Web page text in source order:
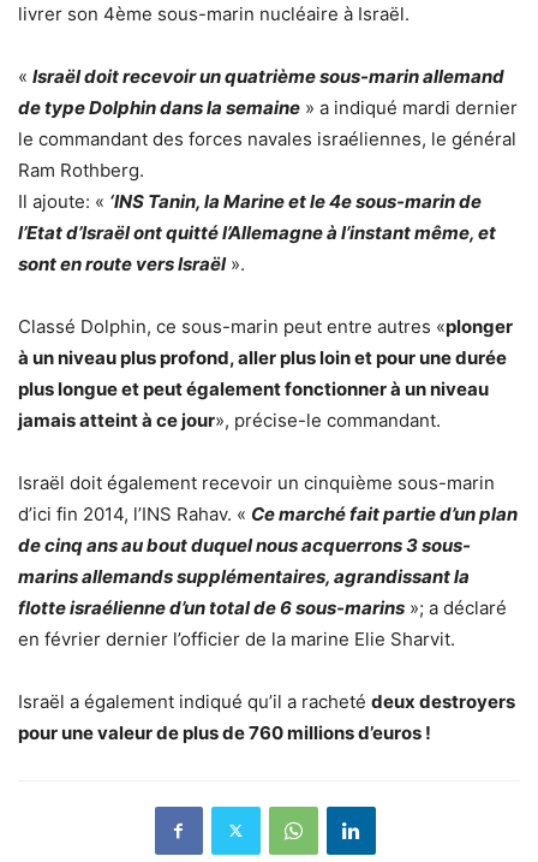
livrer son 4ème sous-marin nucléaire à Israël.
« Israël doit recevoir un quatrième sous-marin allemand
de type Dolphin dans la semaine » a indiqué mardi dernier
le commandant des forces navales israéliennes, le général
Ram Rothberg.
Il ajoute: « ‘INS Tanin, la Marine et le 4e sous-marin de
l’Etat d’Israël ont quitté l’Allemagne à l’instant même, et
sont en route vers Israël ».
Classé Dolphin, ce sous-marin peut entre autres «plonger
à un niveau plus profond, aller plus loin et pour une durée
plus longue et peut également fonctionner à un niveau
jamais atteint à ce jour», précise-le commandant.
Israël doit également recevoir un cinquième sous-marin
d’ici fin 2014, l’INS Rahav. « Ce marché fait partie d’un plan
de cinq ans au bout duquel nous acquerrons 3 sous-
marins allemands supplémentaires, agrandissant la
flotte israélienne d’un total de 6 sous-marins »; a déclaré
en février dernier l’officier de la marine Elie Sharvit.
Israël a également indiqué qu’il a racheté deux destroyers
pour une valeur de plus de 760 millions d’euros !